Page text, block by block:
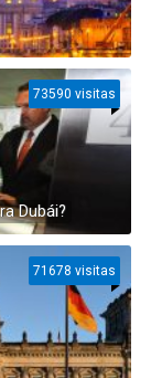
Dubái?
73590 visitas
71678 visitas